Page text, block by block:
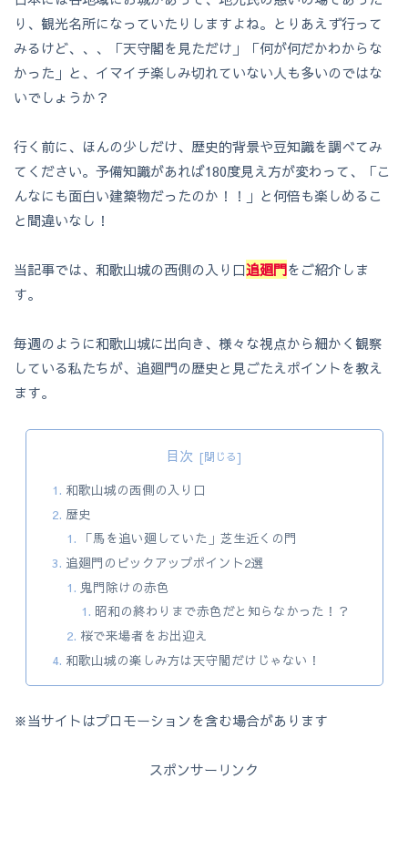
り、観光名所になっていたりしますよね。とりあえず行って
みるけど、、、「天守閣を見ただけ」「何が何だかわからな
かった」と、イマイチ楽しみ切れていない人も多いのではな
いでしょうか？
行く前に、ほんの少しだけ、歴史的背景や豆知識を調べてみ
てください。予備知識があれば180度見え方が変わって、「こ
んなにも面白い建築物だったのか！！」と何倍も楽しめるこ
と間違いなし！
当記事では、和歌山城の西側の入り口追廻門をご紹介しま
す。
毎週のように和歌山城に出向き、様々な視点から細かく観察
している私たちが、追廻門の歴史と見ごたえポイントを教え
ます。
目次
和歌山城の西側の入り口
歴史
「馬を追い廻していた」芝生近くの門
追廻門のピックアップポイント2選
鬼門除けの赤色
昭和の終わりまで赤色だと知らなかった！？
桜で来場者をお出迎え
和歌山城の楽しみ方は天守閣だけじゃない！
※当サイトはプロモーションを含む場合があります
スポンサーリンク